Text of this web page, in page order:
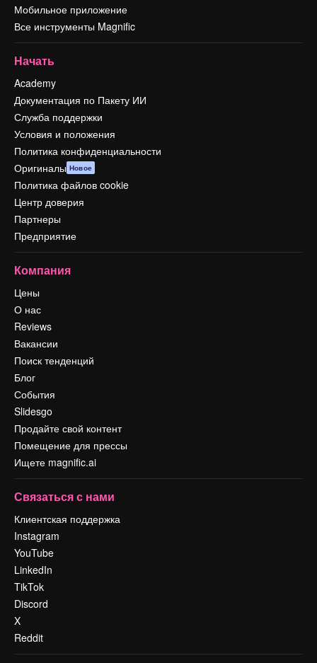
Мобильное приложение
Все инструменты Magnific
Начать
Academy
Документация по Пакету ИИ
Служба поддержки
Условия и положения
Политика конфиденциальности
Оригиналы Новое
Политика файлов cookie
Центр доверия
Партнеры
Предприятие
Компания
Цены
О нас
Reviews
Вакансии
Поиск тенденций
Блог
События
Slidesgo
Продайте свой контент
Помещение для прессы
Ищете magnific.ai
Связаться с нами
Клиентская поддержка
Instagram
YouTube
LinkedIn
TikTok
Discord
X
Reddit